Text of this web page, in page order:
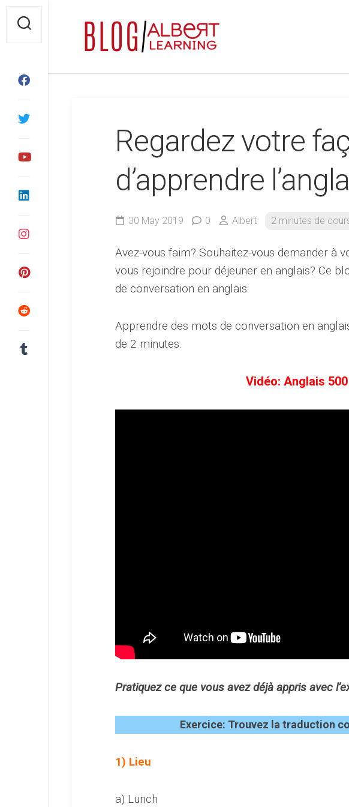
content
Regardez votre
d’apprendre
30 May 2019 0 Albert 2 minutes de
Avez-vous faim? Souhaitez-vous demander à
vous rejoindre pour déjeuner en anglais? Ce
de conversation en anglais.
Apprendre des mots de conversation en
de 2 minutes.
Vidéo: Anglais
Pratiquez ce que vous avez déjà appris avec
Exercice: Trouvez la traduction
1) Lieu
a) Lunch